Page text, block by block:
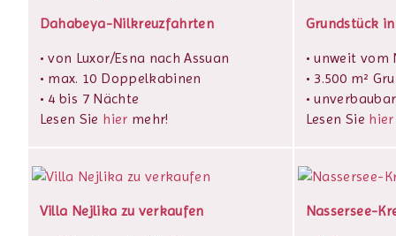
Dahabeya-Nilkreuzfahrten
• von Luxor/Esna nach Assuan
• max. 10 Doppelkabinen
• 4 bis 7 Nächte
Lesen Sie hier mehr!
Grundstück
• unweit vom
• 3.500 m²
•
Lesen Sie hier
Villa Nejlika zu verkaufen Nassersee-